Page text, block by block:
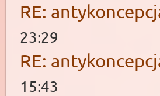
RE:
23:29
RE:
15:43